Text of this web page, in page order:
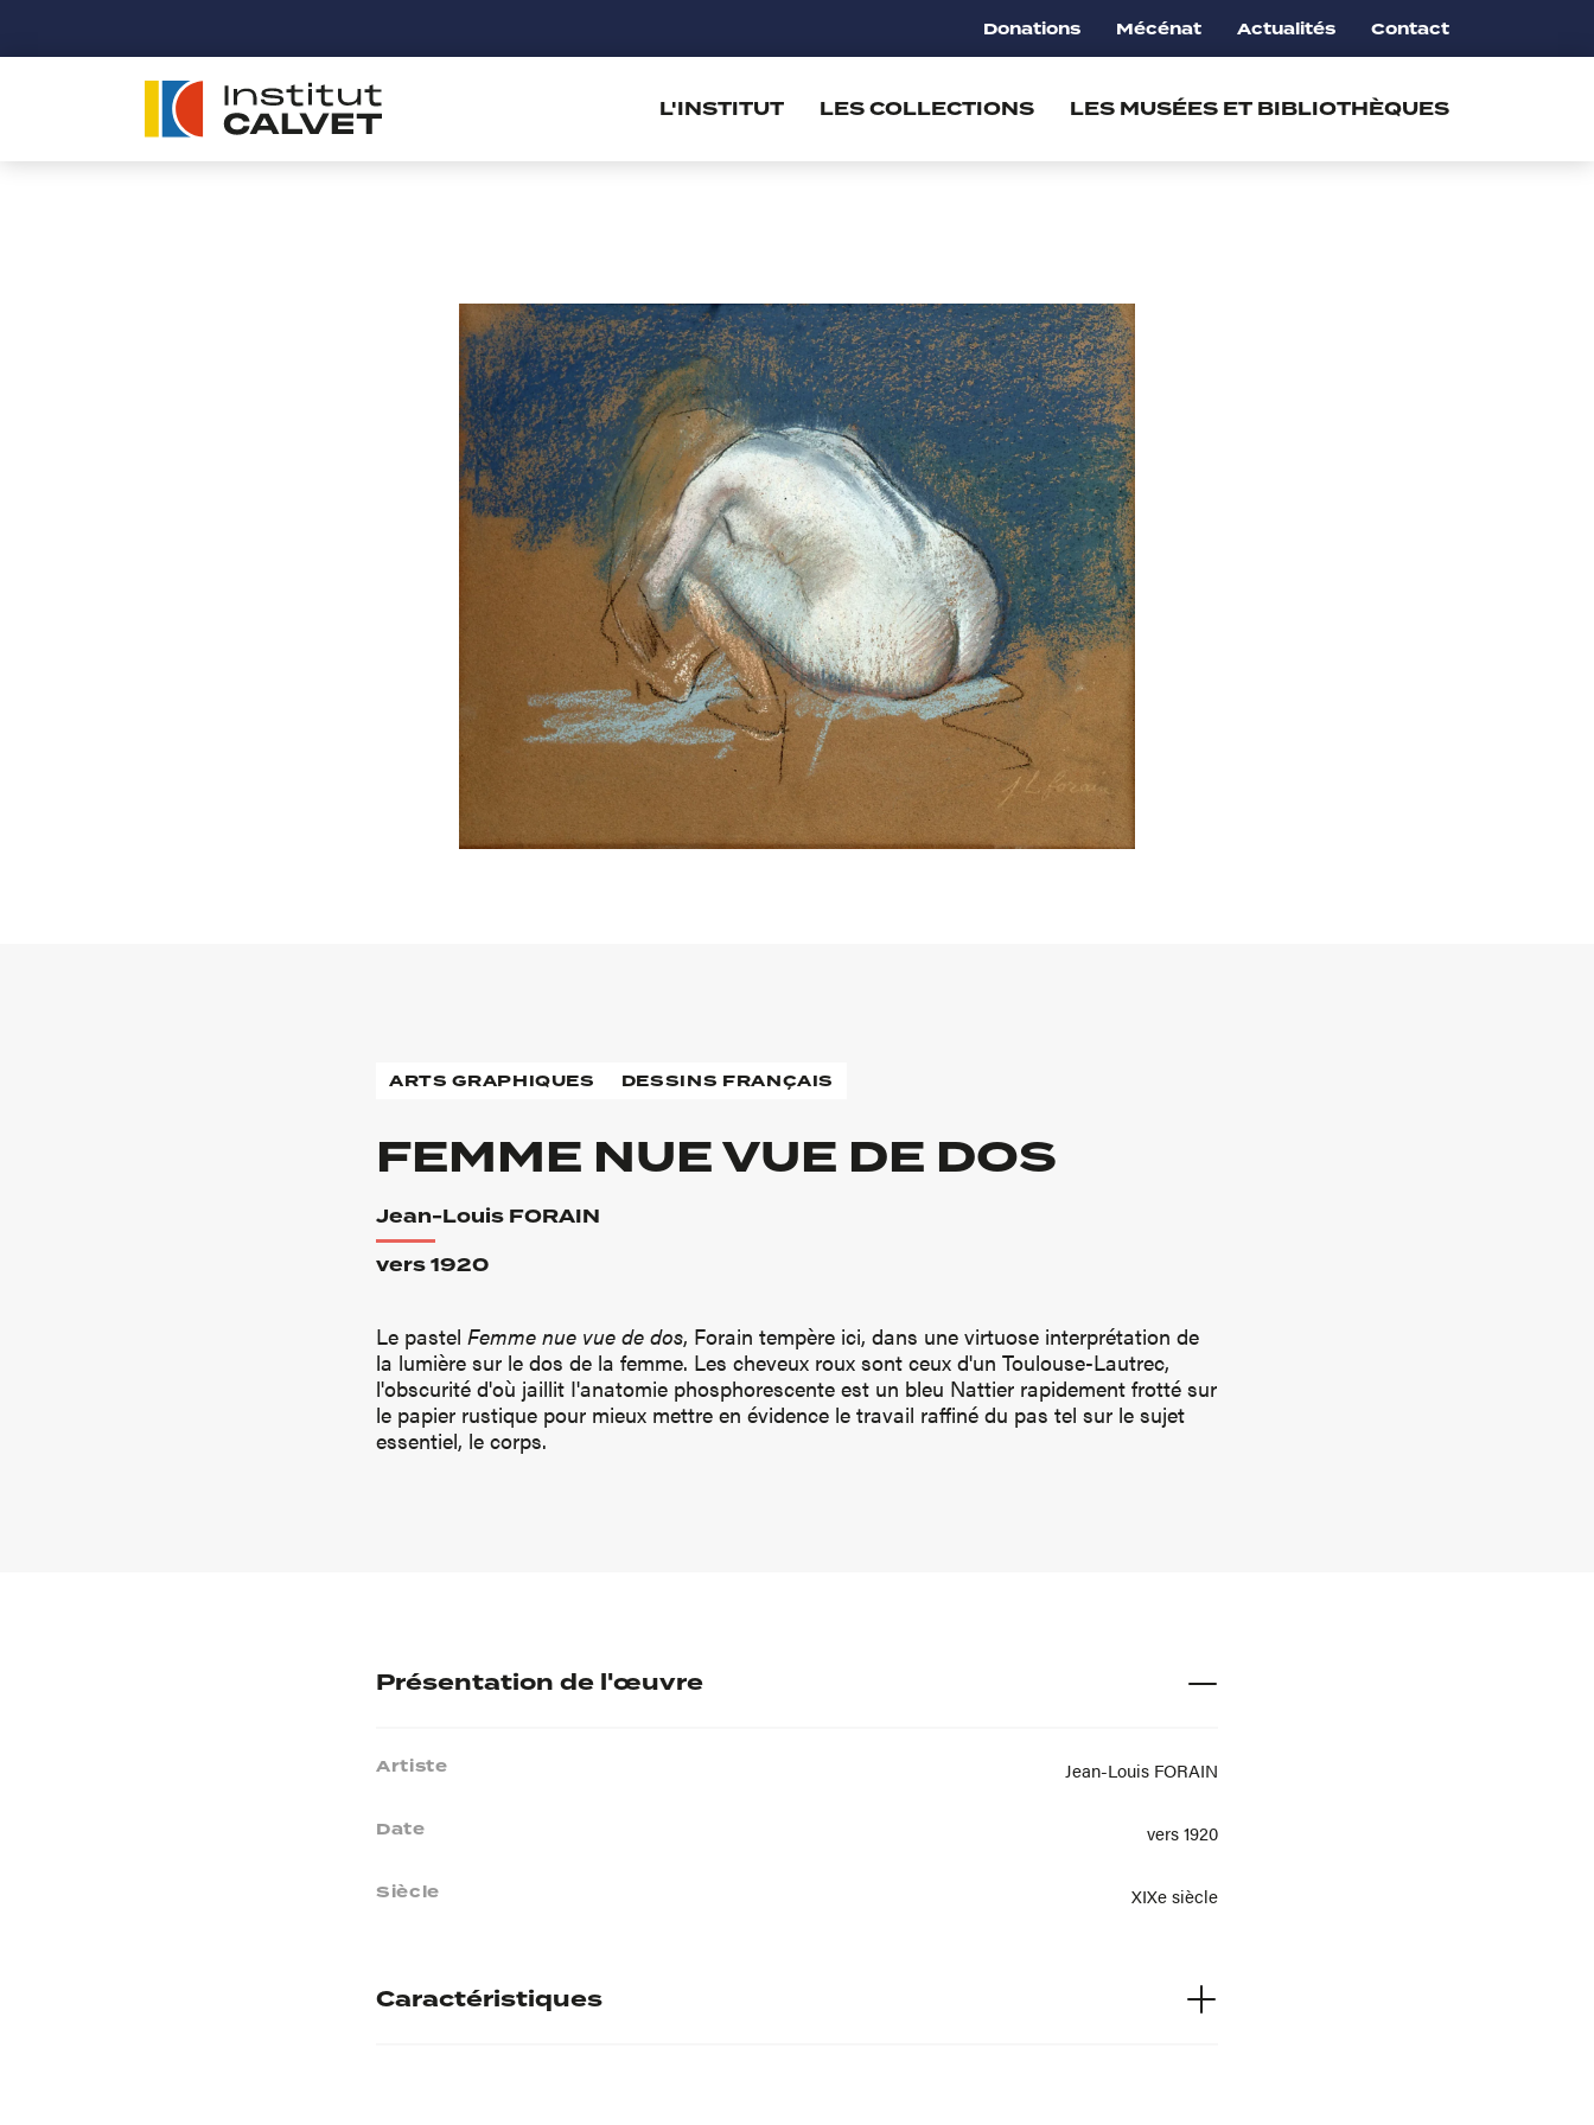
Donations Mécénat Actualités Contact
L'INSTITUT LES COLLECTIONS LES MUSÉES ET BIBLIOTHÈQUES
ARTS GRAPHIQUES DESSINS FRANÇAIS
FEMME NUE VUE DE DOS
Jean-Louis FORAIN
vers 1920
Le pastel Femme nue vue de dos, Forain tempère ici, dans une virtuose interprétation de
la lumière sur le dos de la femme. Les cheveux roux sont ceux d'un Toulouse-Lautrec,
l'obscurité d'où jaillit I'anatomie phosphorescente est un bleu Nattier rapidement frotté sur
le papier rustique pour mieux mettre en évidence le travail raffiné du pas tel sur le sujet
essentiel, le corps.
Présentation de l'œuvre
Artiste Jean-Louis FORAIN
Date vers 1920
Siècle XIXe siècle
Caractéristiques